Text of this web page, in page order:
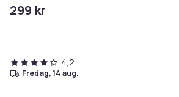
299 kr
4,2
fredag, 14 aug.